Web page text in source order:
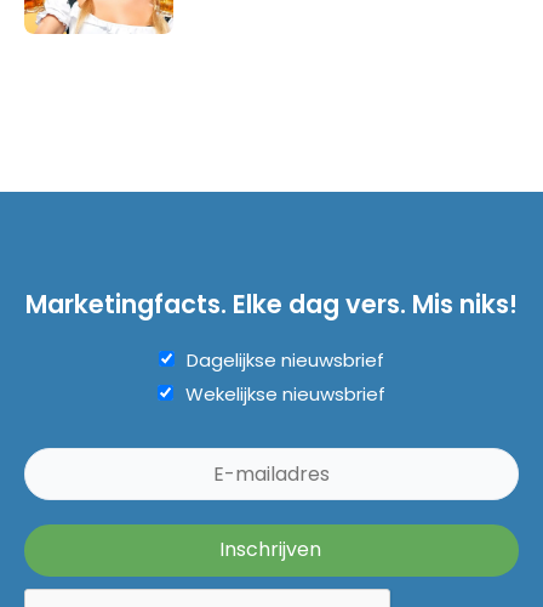
Marketingfacts. Elke dag vers. Mis niks!
Dagelijkse nieuwsbrief
Wekelijkse nieuwsbrief